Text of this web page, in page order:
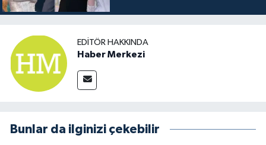
EDITÖR HAKKINDA
Haber Merkezi
Bunlar da ilginizi çekebilir